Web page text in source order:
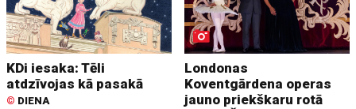
KDi iesaka: Tēli
atdzīvojas kā pasakā
© DIENA
Londonas
Koventgārdena operas
jauno priekškaru rotā